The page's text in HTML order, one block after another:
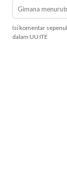
Isi komentar
dalam UU ITE